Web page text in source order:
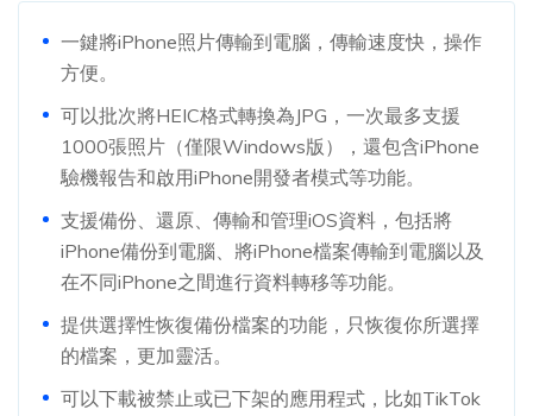
一鍵將iPhone照片傳輸到電腦，傳輸速度快，操作
方便。
可以批次將HEIC格式轉換為JPG，一次最多支援
1000張照片（僅限Windows版），還包含iPhone
驗機報告和啟用iPhone開發者模式等功能。
支援備份、還原、傳輸和管理iOS資料，包括將
iPhone備份到電腦、將iPhone檔案傳輸到電腦以及
在不同iPhone之間進行資料轉移等功能。
提供選擇性恢復備份檔案的功能，只恢復你所選擇
的檔案，更加靈活。
可以下載被禁止或已下架的應用程式，比如TikTok